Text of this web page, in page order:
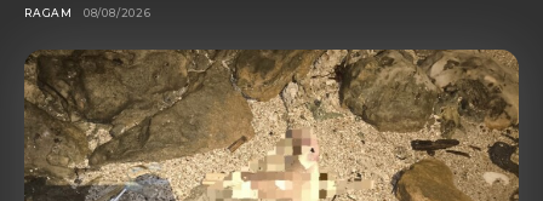
RAGAM 08/08/2026